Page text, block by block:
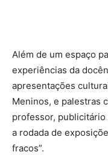
Além de um espaço
experiências da
apresentações
Meninos, e palestras
professor,
a rodada de
fracos”.